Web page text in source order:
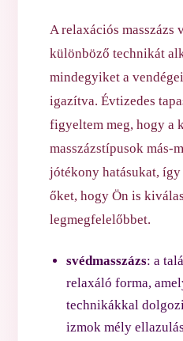
A relaxációs masszázs
különböző technikát
mindegyiket a
igazítva. Évtizedes
figyeltem meg, hogy a
masszázstípusok más-
jótékony hatásukat,
őket, hogy Ön is
legmegfelelőbbet.
svédmasszázs: a
relaxáló forma,
technikákkal
izmok mély